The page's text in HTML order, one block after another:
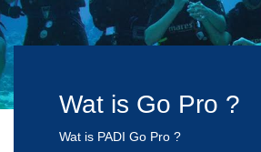
Wat is Go Pro ?
Wat is PADI Go Pro ?